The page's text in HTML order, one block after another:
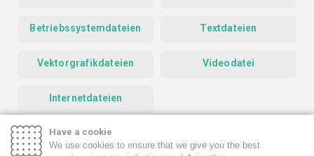
Betriebssystemdateien Textdateien
Vektorgrafikdateien Videodatei
Internetdateien
Homepage Contact
Privacy Policy
Have a cookie
We use cookies to ensure that we give you the best